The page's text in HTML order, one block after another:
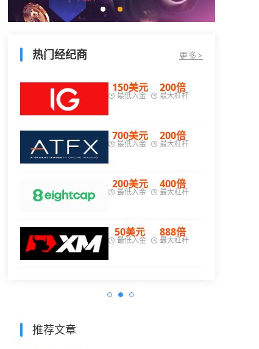
热门经纪商 更多>
150美元
最低入金
200倍
最大杠杆
700美元
最低入金
200倍
最大杠杆
200美元
最低入金
400倍
最大杠杆
50美元
最低入金
888倍
最大杠杆
推荐文章